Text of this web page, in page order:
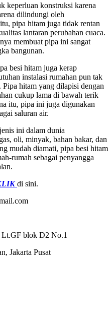
keperluan konstruksi karena
dilindungi oleh
pipa hitam juga tidak rentan
lantaran perubahan cuaca.
membuat pipa ini sangat
bangunan.
besi hitam juga kerap
instalasi rumahan pun tak
hitam yang dilapisi dengan
cukup lama di bawah terik
itu, pipa ini juga digunakan
saluran air.
ini dalam dunia
oli, minyak, bahan bakar, dan
mudah diamati, pipa besi hitam
rumah sebagai penyangga
di sini.
blok D2 No.1
Jakarta Pusat